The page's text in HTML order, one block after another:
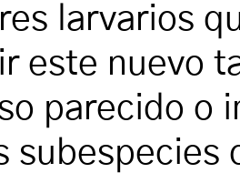
larvarios
este nuevo
parecido o
subespecies